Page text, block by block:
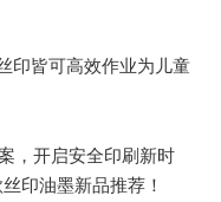
印皆可高效作业为儿童
，开启安全印刷新时
印油墨新品推荐！